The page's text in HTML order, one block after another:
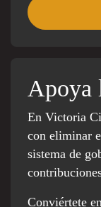
Apoya
En Victoria
con eliminar
sistema de
Conviértete